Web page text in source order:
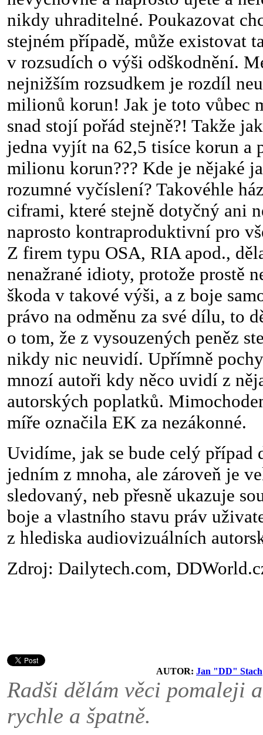
nikdy uhraditelné. Poukazovat
stejném případě, může existovat
v rozsudích o výši odškodnění.
nejnižším rozsudkem je rozdíl
milionů korun! Jak je toto vůbec
snad stojí pořád stejně?! Takže
jedna vyjít na 62,5 tisíce korun a
milionu korun??? Kde je nějaké
rozumné vyčíslení? Takovéhle
ciframi, které stejně dotyčný ani
naprosto kontraproduktivní pro
Z firem typu OSA, RIA apod.,
nenažrané idioty, protože prostě
škoda v takové výši, a z boje
právo na odměnu za své dílu, to
o tom, že z vysouzených peněz
nikdy nic neuvidí. Upřímně
mnozí autoři kdy něco uvidí z
autorských poplatků.
míře označila EK za nezákonné.
Uvidíme, jak se bude celý případ
jedním z mnoha, ale zároveň je
sledovaný, neb přesně ukazuje
boje a vlastního stavu práv
z hlediska audiovizuálních
Zdroj: Dailytech.com,
AUTOR: Jan "DD" Stach
Radši dělám věci pomaleji
rychle a špatně.